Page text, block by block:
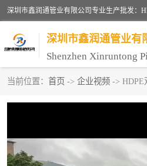
深圳市鑫润通管业有
当前位置： 首页 -> 企业视频 -> HDPE
HDPE管材给水管
UPVC电力通讯管